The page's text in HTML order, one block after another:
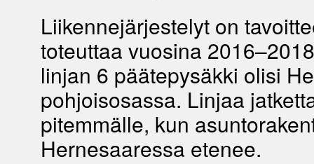
Liikennejärjestelyt on
toteuttaa vuosina
linjan 6 päätepysäkki olisi
pohjoisosassa. Linjaa
pitemmälle, kun
Hernesaaressa etenee.